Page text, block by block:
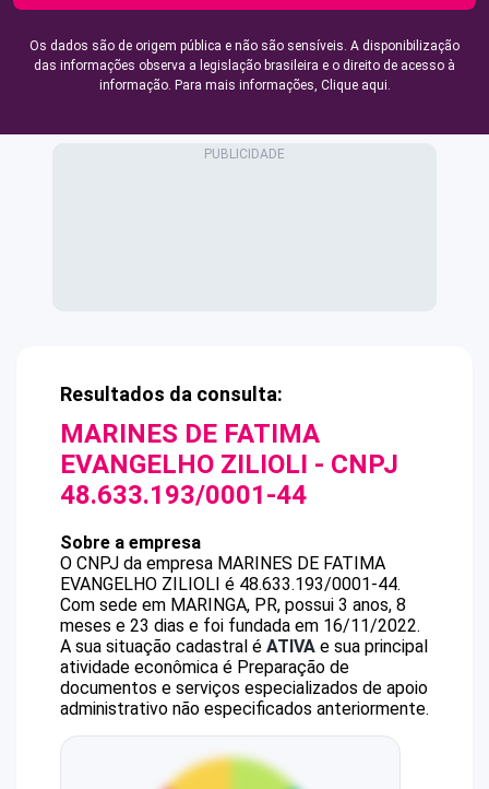
Os dados são de origem pública e não são sensíveis. A disponibilização
das informações observa a legislação brasileira e o direito de acesso à
informação. Para mais informações, Clique aqui.
Resultados da consulta:
MARINES DE FATIMA
EVANGELHO ZILIOLI - CNPJ
48.633.193/0001-44
Sobre a empresa
O CNPJ da empresa MARINES DE FATIMA
EVANGELHO ZILIOLI é 48.633.193/0001-44.
Com sede em MARINGA, PR, possui 3 anos, 8
meses e 23 dias e foi fundada em 16/11/2022.
A sua situação cadastral é ATIVA e sua principal
atividade econômica é Preparação de
documentos e serviços especializados de apoio
administrativo não especificados anteriormente.